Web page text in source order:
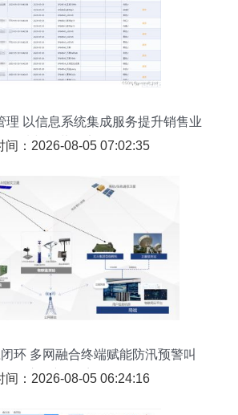
理 以信息系统集成服务提升销售业
绩与运营效率
间：2026-08-05 07:02:35
环 多网融合终端赋能防汛预警叫
应创新体系
间：2026-08-05 06:24:16